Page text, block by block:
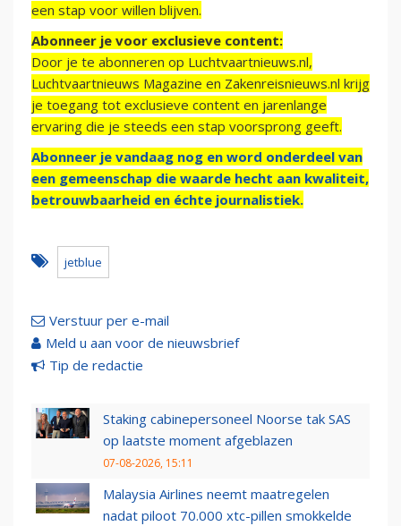
een stap voor willen blijven.
Abonneer je voor exclusieve content:
Door je te abonneren op Luchtvaartnieuws.nl,
Luchtvaartnieuws Magazine en Zakenreisnieuws.nl krijg
je toegang tot exclusieve content en jarenlange
ervaring die je steeds een stap voorsprong geeft.
Abonneer je vandaag nog en word onderdeel van
een gemeenschap die waarde hecht aan kwaliteit,
betrouwbaarheid en échte journalistiek.
jetblue
Verstuur per e-mail
Meld u aan voor de nieuwsbrief
Tip de redactie
Staking cabinepersoneel Noorse tak SAS
op laatste moment afgeblazen
07-08-2026, 15:11
Malaysia Airlines neemt maatregelen
nadat piloot 70.000 xtc-pillen smokkelde